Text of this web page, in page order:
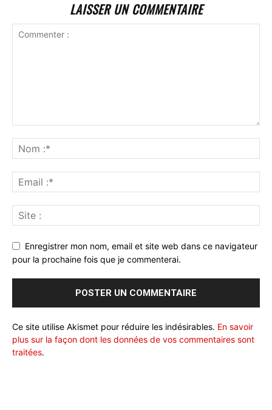
LAISSER UN COMMENTAIRE
Enregistrer mon nom, email et site web dans ce navigateur
pour la prochaine fois que je commenterai.
Ce site utilise Akismet pour réduire les indésirables. En savoir
plus sur la façon dont les données de vos commentaires sont
traitées.